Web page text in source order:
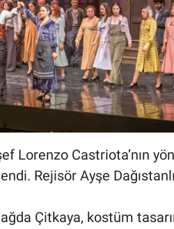
Lorenzo Castriota’nın
Rejisör Ayşe
Çitkaya, kostüm